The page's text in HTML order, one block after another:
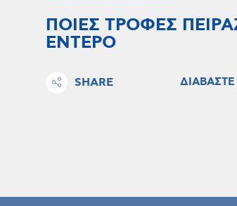
ΠΟΙΕΣ ΤΡΟΦΕΣ
ΕΝΤΕΡΟ
SHARE